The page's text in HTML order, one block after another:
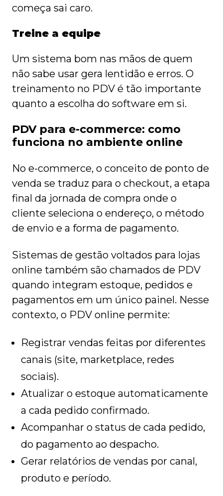
começa sai caro.
Treine a equipe
Um sistema bom nas mãos de quem
não sabe usar gera lentidão e erros. O
treinamento no PDV é tão importante
quanto a escolha do software em si.
PDV para e-commerce: como
funciona no ambiente online
No e-commerce, o conceito de ponto de
venda se traduz para o checkout, a etapa
final da jornada de compra onde o
cliente seleciona o endereço, o método
de envio e a forma de pagamento.
Sistemas de gestão voltados para lojas
online também são chamados de PDV
quando integram estoque, pedidos e
pagamentos em um único painel. Nesse
contexto, o PDV online permite:
Registrar vendas feitas por diferentes
canais (site, marketplace, redes
sociais).
Atualizar o estoque automaticamente
a cada pedido confirmado.
Acompanhar o status de cada pedido,
do pagamento ao despacho.
Gerar relatórios de vendas por canal,
produto e período.